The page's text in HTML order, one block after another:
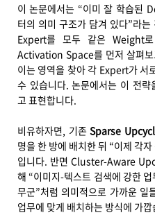
이 논문에서는 “이미 잘 학습된
터의 의미 구조가 담겨 있다”라
Expert를 모두 같은 Weight
Activation Space를 먼저 살펴보
이는 영역을 찾아 각 Expert가 서
수 있습니다. 논문에서는 이 전략
고 표현합니다.
비유하자면, 기존Sparse
명을 한 방에 배치한 뒤 “이제 각
입니다. 반면 Cluster-Aware
해 “이미지-텍스트 검색에 강한
무군”처럼 의미적으로 가까운
업무에 맞게 배치하는 방식에 가깝